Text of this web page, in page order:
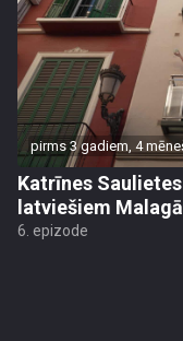
pirms 3 gadiem, 4
Katrīnes
latviešiem Malagā
6. epizode